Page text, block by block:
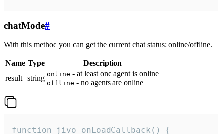
chatMode#
With this method you can get the current chat status: online/offline.
Name Type
Description
result string online - at least one agent is online
offline - no agents are online
function jivo_onLoadCallback() {